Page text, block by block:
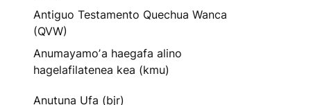
Antiguo Testamento Quechua Wanca
(QVW)
Anumayamoʼa haegafa alino
hagelafilatenea kea (kmu)
Anutuna Ufa (bjr)